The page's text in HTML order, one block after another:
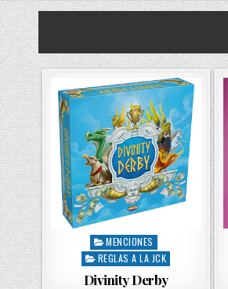
P
o
s
MENCIONES
REGLAS A LA JCK
Divinity Derby